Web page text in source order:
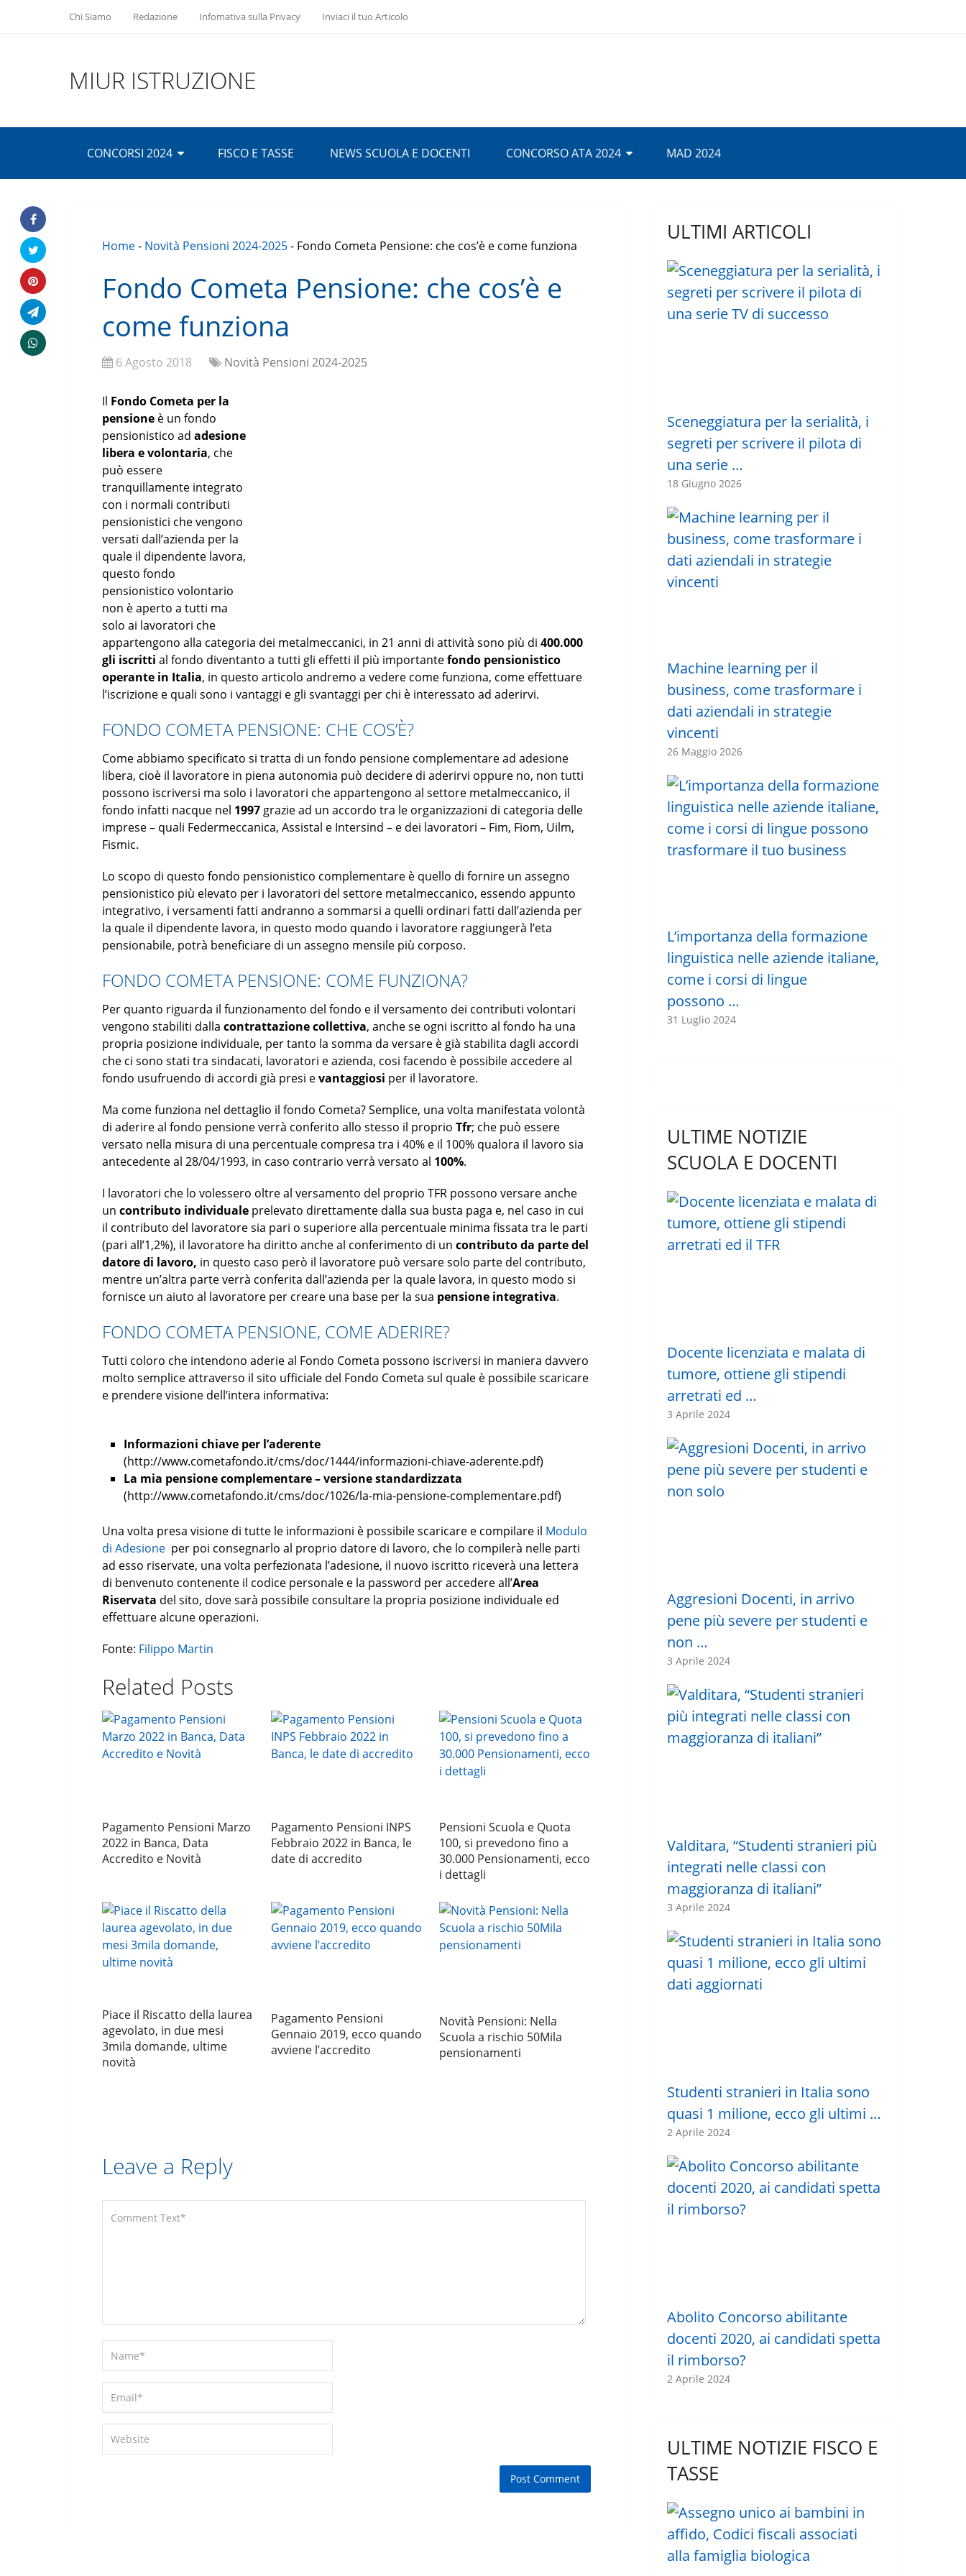
Chi Siamo Redazione Infomativa sulla Privacy Inviaci il tuo Articolo
MIUR ISTRUZIONE
CONCORSI 2024 FISCO E TASSE NEWS SCUOLA E DOCENTI CONCORSO ATA 2024 MAD 2024
Home- Novità Pensioni 2024-2025- Fondo Cometa Pensione: che cos’è e come funziona
Fondo Cometa Pensione: che cos’è e
come funziona
6 Agosto 2018 Novità Pensioni 2024-2025
Il Fondo Cometa per la
pensione è un fondo
pensionistico ad adesione
libera e volontaria, che
può essere
tranquillamente integrato
con i normali contributi
pensionistici che vengono
versati dall’azienda per la
quale il dipendente lavora,
questo fondo
pensionistico volontario
non è aperto a tutti ma
solo ai lavoratori che
appartengono alla categoria dei metalmeccanici, in 21 anni di attività sono più di 400.000
gli iscritti al fondo diventanto a tutti gli effetti il più importantefondo pensionistico
operante in Italia, in questo articolo andremo a vedere come funziona, come effettuare
l’iscrizione e quali sono i vantaggi e gli svantaggi per chi è interessato ad aderirvi.
FONDO COMETA PENSIONE: CHE COS’È?
Come abbiamo specificato si tratta di un fondo pensione complementare ad adesione
libera, cioè il lavoratore in piena autonomia può decidere di aderirvi oppure no, non tutti
possono iscriversi ma solo i lavoratori che appartengono al settore metalmeccanico, il
fondo infatti nacque nel 1997 grazie ad un accordo tra le organizzazioni di categoria delle
imprese – quali Federmeccanica, Assistal e Intersind – e dei lavoratori – Fim, Fiom, Uilm,
Fismic.
Lo scopo di questo fondo pensionistico complementare è quello di fornire un assegno
pensionistico più elevato per i lavoratori del settore metalmeccanico, essendo appunto
integrativo, i versamenti fatti andranno a sommarsi a quelli ordinari fatti dall’azienda per
la quale il dipendente lavora, in questo modo quando i lavoratore raggiungerà l’eta
pensionabile, potrà beneficiare di un assegno mensile più corposo.
FONDO COMETA PENSIONE: COME FUNZIONA?
Per quanto riguarda il funzionamento del fondo e il versamento dei contributi volontari
vengono stabiliti dalla contrattazione collettiva, anche se ogni iscritto al fondo ha una
propria posizione individuale, per tanto la somma da versare è già stabilita dagli accordi
che ci sono stati tra sindacati, lavoratori e azienda, cosi facendo è possibile accedere al
fondo usufruendo di accordi già presi evantaggiosi per il lavoratore.
Ma come funziona nel dettaglio il fondo Cometa? Semplice, una volta manifestata volontà
di aderire al fondo pensione verrà conferito allo stesso il proprio Tfr; che può essere
versato nella misura di una percentuale compresa tra i 40% e il 100% qualora il lavoro sia
antecedente al 28/04/1993, in caso contrario verrà versato al 100%.
I lavoratori che lo volessero oltre al versamento del proprio TFR possono versare anche
un contributo individuale prelevato direttamente dalla sua busta paga e, nel caso in cui
il contributo del lavoratore sia pari o superiore alla percentuale minima fissata tra le parti
(pari all’1,2%), il lavoratore ha diritto anche al conferimento di un contributo da parte del
datore di lavoro, in questo caso però il lavoratore può versare solo parte del contributo,
mentre un’altra parte verrà conferita dall’azienda per la quale lavora, in questo modo si
fornisce un aiuto al lavoratore per creare una base per la sua pensione integrativa.
FONDO COMETA PENSIONE, COME ADERIRE?
Tutti coloro che intendono aderie al Fondo Cometa possono iscriversi in maniera davvero
molto semplice attraverso il sito ufficiale del Fondo Cometa sul quale è possibile scaricare
e prendere visione dell’intera informativa:
Informazioni chiave per l’aderente
(http://www.cometafondo.it/cms/doc/1444/informazioni-chiave-aderente.pdf)
La mia pensione complementare – versione standardizzata
(http://www.cometafondo.it/cms/doc/1026/la-mia-pensione-complementare.pdf)
Una volta presa visione di tutte le informazioni è possibile scaricare e compilare il Modulo
di Adesione per poi consegnarlo al proprio datore di lavoro, che lo compilerà nelle parti
ad esso riservate, una volta perfezionata l’adesione, il nuovo iscritto riceverà una lettera
di benvenuto contenente il codice personale e la password per accedere all’Area
Riservata del sito, dove sarà possibile consultare la propria posizione individuale ed
effettuare alcune operazioni.
Fonte: Filippo Martin
Related Posts
Pagamento Pensioni Marzo
2022 in Banca, Data
Accredito e Novità
Pagamento Pensioni INPS
Febbraio 2022 in Banca, le
date di accredito
Pensioni Scuola e Quota
100, si prevedono fino a
30.000 Pensionamenti, ecco
i dettagli
Piace il Riscatto della laurea
agevolato, in due mesi
3mila domande, ultime
novità
Pagamento Pensioni
Gennaio 2019, ecco quando
avviene l’accredito
Novità Pensioni: Nella
Scuola a rischio 50Mila
pensionamenti
Leave a Reply
ULTIMI ARTICOLI
Sceneggiatura per la serialità, i
segreti per scrivere il pilota di
una serie …
18 Giugno 2026
Machine learning per il
business, come trasformare i
dati aziendali in strategie
vincenti
26 Maggio 2026
L’importanza della formazione
linguistica nelle aziende italiane,
come i corsi di lingue
possono …
31 Luglio 2024
ULTIME NOTIZIE
SCUOLA E DOCENTI
Docente licenziata e malata di
tumore, ottiene gli stipendi
arretrati ed …
3 Aprile 2024
Aggresioni Docenti, in arrivo
pene più severe per studenti e
non …
3 Aprile 2024
Valditara, “Studenti stranieri più
integrati nelle classi con
maggioranza di italiani”
3 Aprile 2024
Studenti stranieri in Italia sono
quasi 1 milione, ecco gli ultimi …
2 Aprile 2024
Abolito Concorso abilitante
docenti 2020, ai candidati spetta
il rimborso?
2 Aprile 2024
ULTIME NOTIZIE FISCO E
TASSE